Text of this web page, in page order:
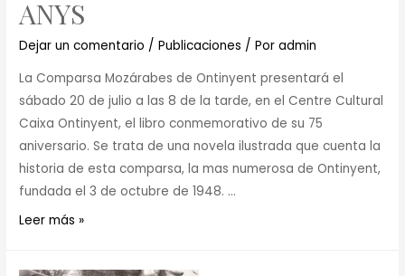
ANYS
Dejar un comentario /Publicaciones / Poradmin
La Comparsa Mozárabes de Ontinyent presentará el
sábado 20 de julio a las 8 de la tarde, en el Centre Cultural
Caixa Ontinyent, el libro conmemorativo de su 75
aniversario. Se trata de una novela ilustrada que cuenta la
historia de esta comparsa, la mas numerosa de Ontinyent,
fundada el 3 de octubre de 1948. …
Leer más »